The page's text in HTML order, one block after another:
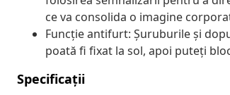
ce va consolida o imagine
Funcție antifurt: Șuruburile și
poată fi fixat la sol, apoi puteți
Specificații